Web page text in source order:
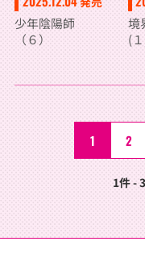
少年陰陽師
（６）
境
(
1 2
1件 -